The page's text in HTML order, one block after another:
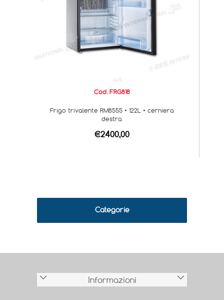
Cod. FRG818
Frigo trivalente RM8555 • 122L • cerniera
destra
€2400,00
Categorie
Informazioni